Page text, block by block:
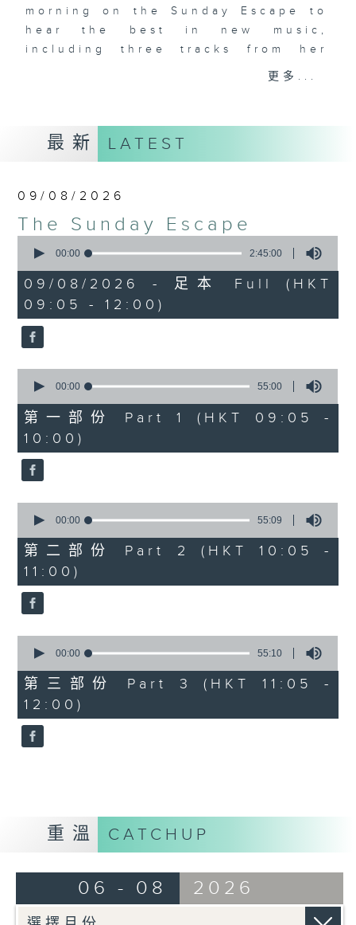
morning on the Sunday Escape to
hear the best in new music,
including three tracks from her
album of the week, along with a
guests from all over the city and
beyond. There's also occasional
live music in the studio and all
events in Hong Kong.
Review”, now a Sunday Escape
institution, a feature perfectly
designed to complement the most
eclectic mix of weekend (or is it
begining?) music on Radio 3.
更多...
最新 LATEST
09/08/2026
The Sunday Escape
seconds
2
hours,
45
minutes,
0
seconds
00:00 2:45:00
09/08/2026 - 足本 Full (HKT
09:05 - 12:00)
seconds
55
minutes,
0
seconds
00:00 55:00
第一部份 Part 1 (HKT 09:05 -
10:00)
seconds
55
minutes,
9
seconds
00:00 55:09
第二部份 Part 2 (HKT 10:05 -
11:00)
seconds
55
minutes,
10
seconds
00:00 55:10
第三部份 Part 3 (HKT 11:05 -
12:00)
重溫 CATCHUP
06 - 08 2026